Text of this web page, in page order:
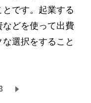
です。起業する
どを使って出費
選択をすること